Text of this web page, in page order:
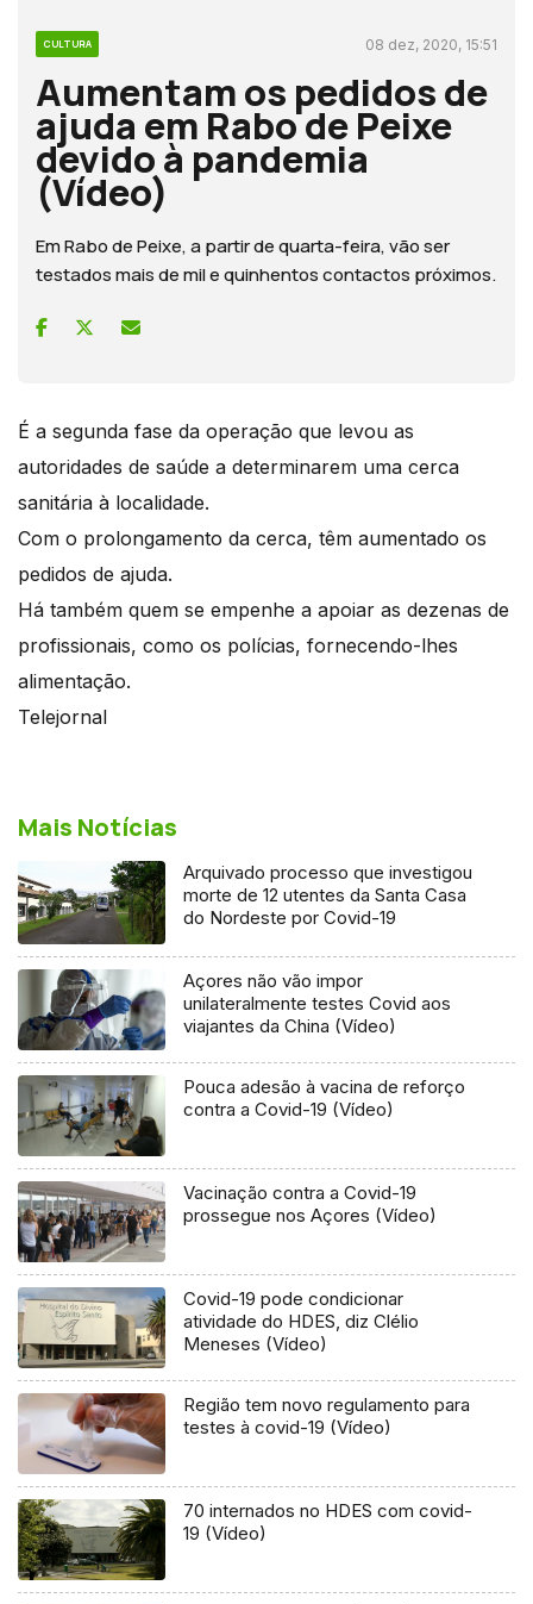
CULTURA 08 dez, 2020, 15:51
Aumentam os pedidos de
ajuda em Rabo de Peixe
devido à pandemia
(Vídeo)
Em Rabo de Peixe, a partir de quarta-feira, vão ser
testados mais de mil e quinhentos contactos próximos.
É a segunda fase da operação que levou as
autoridades de saúde a determinarem uma cerca
sanitária à localidade.
Com o prolongamento da cerca, têm aumentado os
pedidos de ajuda.
Há também quem se empenhe a apoiar as dezenas de
profissionais, como os polícias, fornecendo-lhes
alimentação.
Telejornal
Mais Notícias
Arquivado processo que investigou
morte de 12 utentes da Santa Casa
do Nordeste por Covid-19
Açores não vão impor
unilateralmente testes Covid aos
viajantes da China (Vídeo)
Pouca adesão à vacina de reforço
contra a Covid-19 (Vídeo)
Vacinação contra a Covid-19
prossegue nos Açores (Vídeo)
Covid-19 pode condicionar
atividade do HDES, diz Clélio
Meneses (Vídeo)
Região tem novo regulamento para
testes à covid-19 (Vídeo)
70 internados no HDES com covid-
19 (Vídeo)